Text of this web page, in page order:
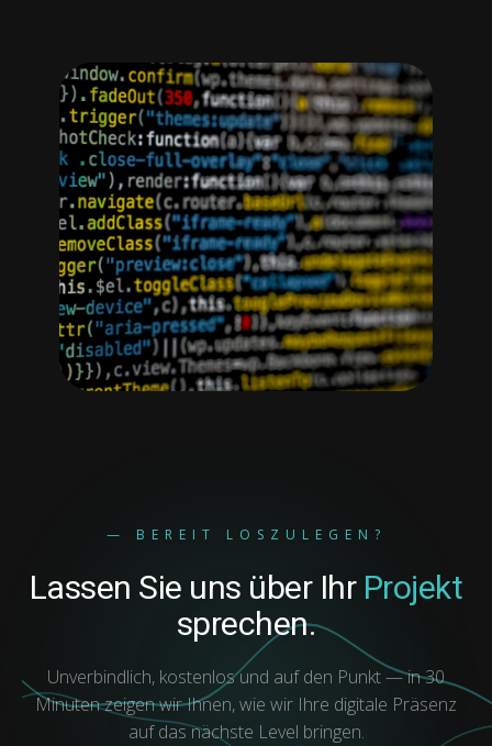
— BEREIT LOSZULEGEN?
Lassen Sie uns über Ihr Projekt
sprechen.
Unverbindlich, kostenlos und auf den Punkt — in 30
Minuten zeigen wir Ihnen, wie wir Ihre digitale Präsenz
auf das nächste Level bringen.